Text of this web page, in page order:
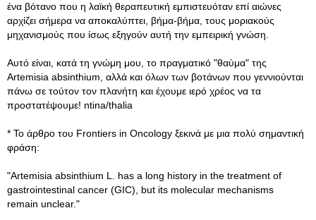
ένα βότανο που η λαϊκή θεραπευτική εμπιστευόταν επί αιώνες
αρχίζει σήμερα να αποκαλύπτει, βήμα-βήμα, τους μοριακούς
μηχανισμούς που ίσως εξηγούν αυτή την εμπειρική γνώση.
Αυτό είναι, κατά τη γνώμη μου, το πραγματικό "θαύμα" της
Artemisia absinthium, αλλά και όλων των βοτάνων που γεννιούνται
πάνω σε τούτον τον πλανήτη και έχουμε ιερό χρέος να τα
προστατέψουμε! ntina/thalia
* Το άρθρο του Frontiers in Oncology ξεκινά με μια πολύ σημαντική
φράση:
"Artemisia absinthium L. has a long history in the treatment of
gastrointestinal cancer (GIC), but its molecular mechanisms
remain unclear."